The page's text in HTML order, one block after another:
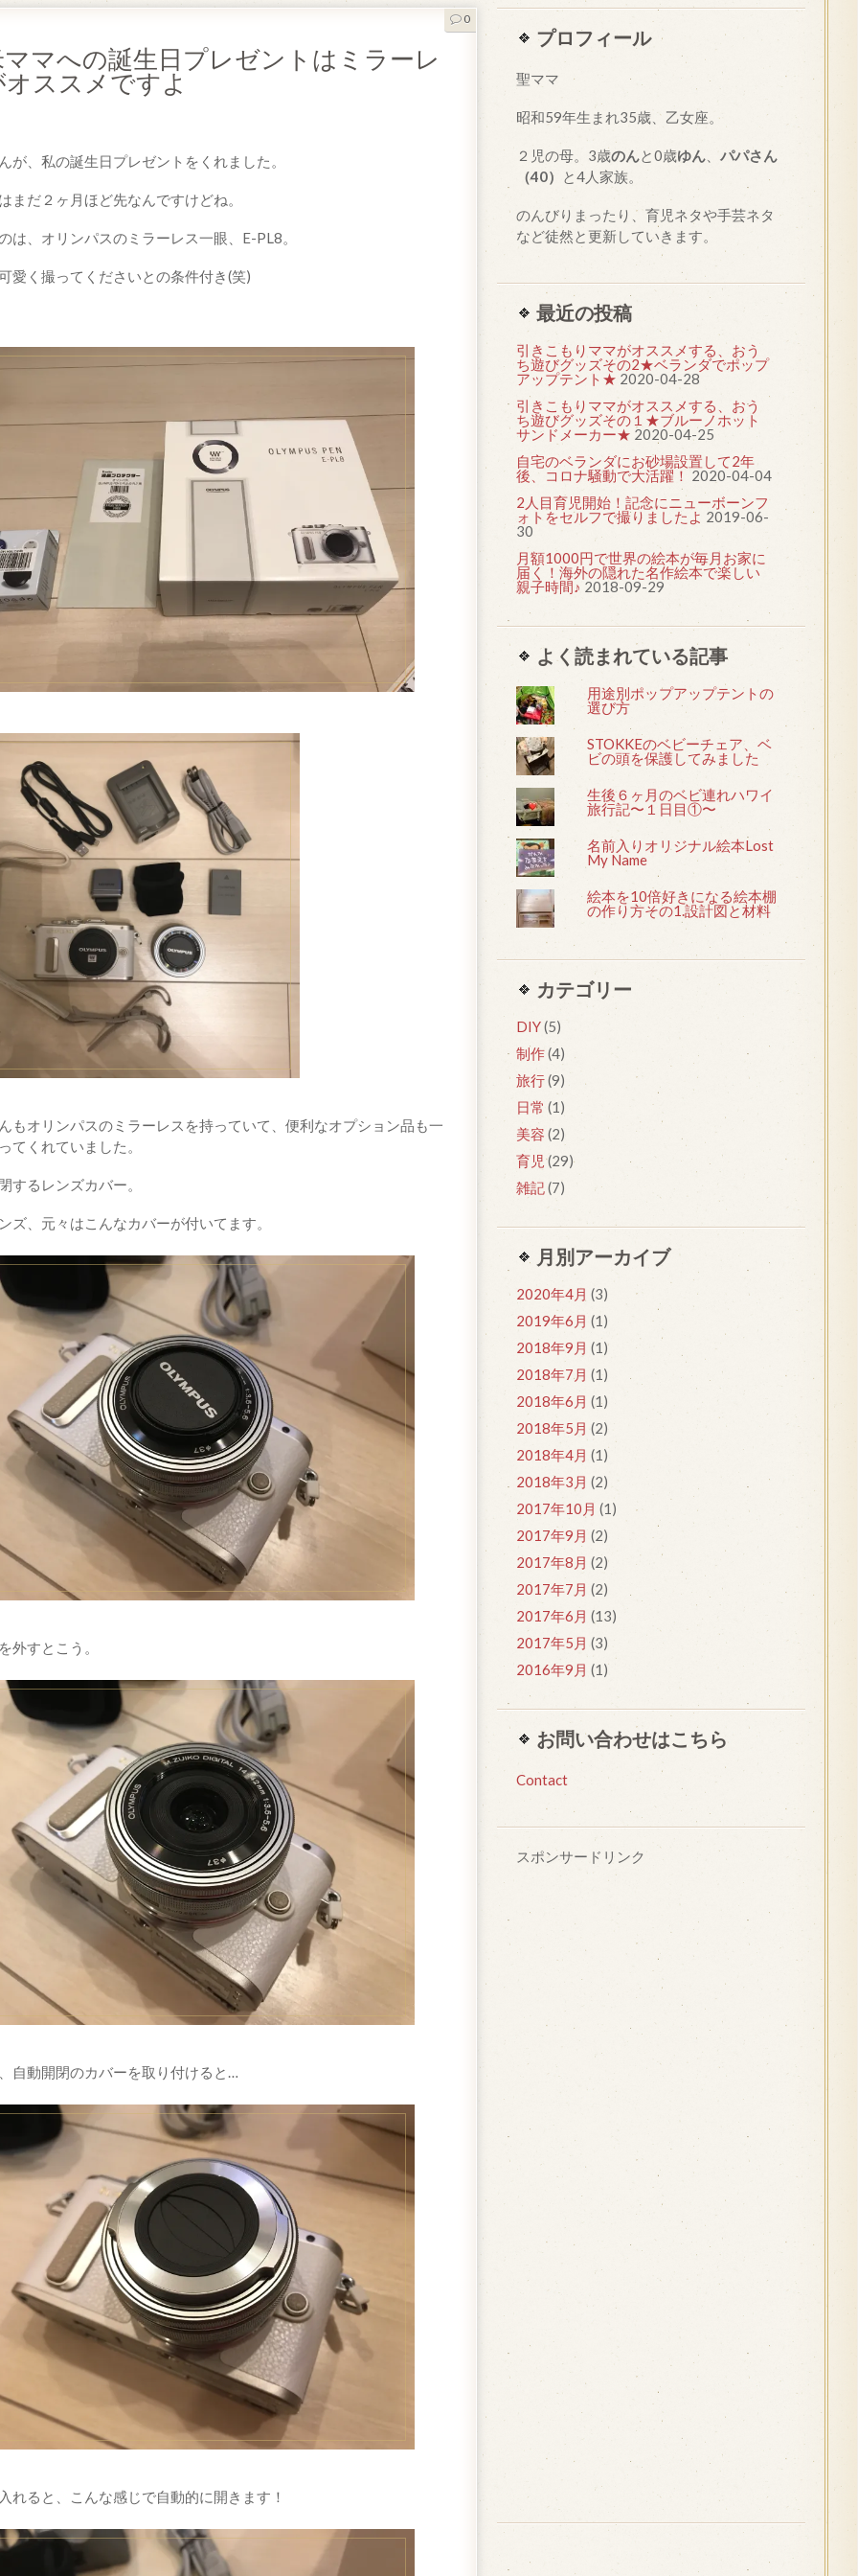
マへの誕生日プレゼントはミラーレ
ススメですよ
0
が、私の誕生日プレゼントをくれました。
まだ２ヶ月ほど先なんですけどね。
は、オリンパスのミラーレス一眼、E-PL8。
愛く撮ってくださいとの条件付き(笑)
もオリンパスのミラーレスを持っていて、便利なオプション品も一
てくれていました。
するレンズカバー。
ズ、元々はこんなカバーが付いてます。
外すとこう。
自動開閉のカバーを取り付けると…
れると、こんな感じで自動的に開きます！
プロフィール
聖ママ
昭和59年生まれ35歳、乙女座。
２児の母。3歳のんと0歳ゆん、 パパさん
（40）
と4人家族。
のんびりまったり、育児ネタや手芸ネタ
など徒然と更新していきます。
最近の投稿
引きこもりママがオススメする、おう
ち遊びグッズその2★ベランダでポップ
アップテント★ 2020-04-28
引きこもりママがオススメする、おう
ち遊びグッズその１★ブルーノホット
サンドメーカー★ 2020-04-25
自宅のベランダにお砂場設置して2年
後、コロナ騒動で大活躍！ 2020-04-04
2人目育児開始！記念にニューボーンフ
ォトをセルフで撮りましたよ 2019-06-
30
月額1000円で世界の絵本が毎月お家に
届く！海外の隠れた名作絵本で楽しい
親子時間♪ 2018-09-29
よく読まれている記事
用途別ポップアップテントの
選び方
STOKKEのベビーチェア、ベ
ビの頭を保護してみました
生後６ヶ月のベビ連れハワイ
旅行記〜１日目①〜
名前入りオリジナル絵本Lost
My Name
絵本を10倍好きになる絵本棚
の作り方その1.設計図と材料
カテゴリー
DIY(5)
制作(4)
旅行(9)
日常 (1)
美容 (2)
育児(29)
雑記(7)
月別アーカイブ
2020年4月 (3)
2019年6月 (1)
2018年9月 (1)
2018年7月 (1)
2018年6月 (1)
2018年5月 (2)
2018年4月 (1)
2018年3月 (2)
2017年10月 (1)
2017年9月 (2)
2017年8月 (2)
2017年7月 (2)
2017年6月 (13)
2017年5月 (3)
2016年9月 (1)
お問い合わせはこちら
Contact
スポンサードリンク